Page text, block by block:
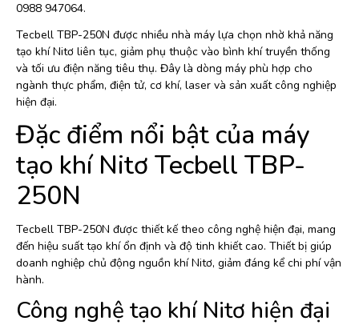
0988 947064.
Tecbell TBP-250N được nhiều nhà máy lựa chọn nhờ khả năng
tạo khí Nitơ liên tục, giảm phụ thuộc vào bình khí truyền thống
và tối ưu điện năng tiêu thụ. Đây là dòng máy phù hợp cho
ngành thực phẩm, điện tử, cơ khí, laser và sản xuất công nghiệp
hiện đại.
Đặc điểm nổi bật của máy
tạo khí Nitơ Tecbell TBP-
250N
Tecbell TBP-250N được thiết kế theo công nghệ hiện đại, mang
đến hiệu suất tạo khí ổn định và độ tinh khiết cao. Thiết bị giúp
doanh nghiệp chủ động nguồn khí Nitơ, giảm đáng kể chi phí vận
hành.
Công nghệ tạo khí Nitơ hiện đại